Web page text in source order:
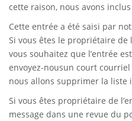
cette raison, nous avons
Cette entrée a été saisi par
Si vous êtes le propriétaire de
vous souhaitez que l’entrée
envoyez-nousun court courriel
nous allons supprimer la liste
Si vous êtes propriétaire de
message dans une revue du